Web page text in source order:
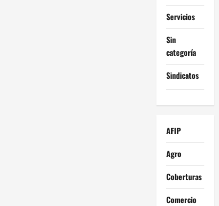
Servicios
Sin
categoría
Sindicatos
AFIP
Agro
Coberturas
Comercio